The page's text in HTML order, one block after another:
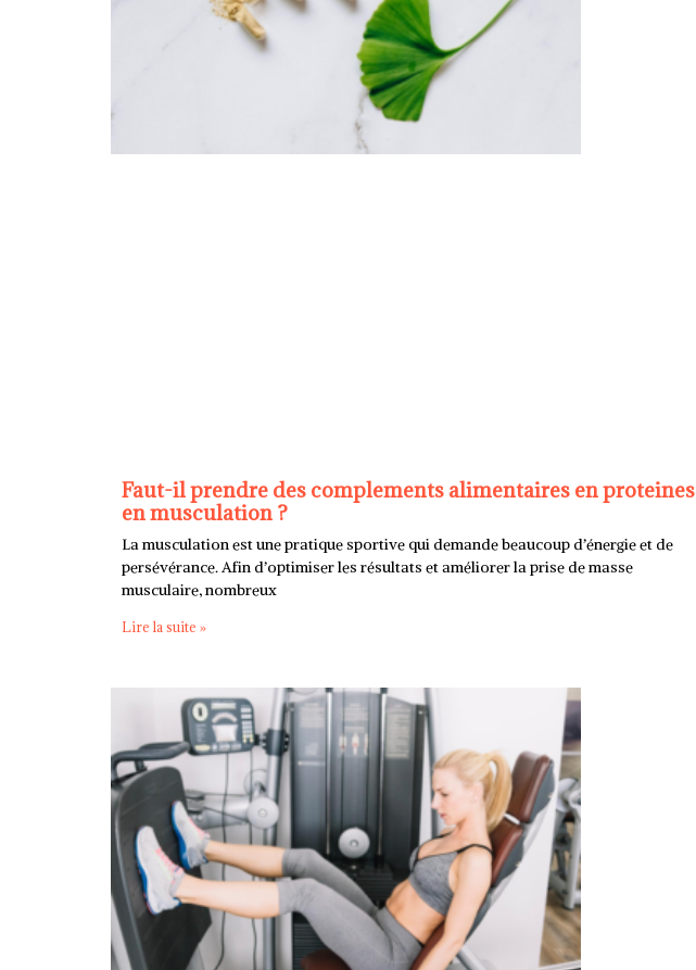
Faut-il prendre des complements alimentaires en proteines
en musculation ?
La musculation est une pratique sportive qui demande beaucoup d’énergie et de
persévérance. Afin d’optimiser les résultats et améliorer la prise de masse
musculaire, nombreux
Lire la suite »